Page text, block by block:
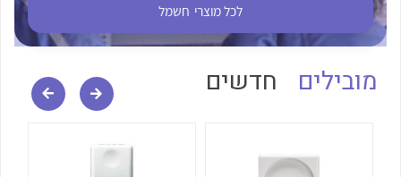
לכל מוצרי חשמל
מובילים חדשים